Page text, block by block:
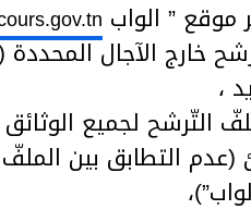
خارج الآجال
،
(عدم التطابق بين